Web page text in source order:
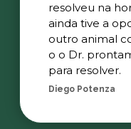
resolveu na
ainda tive a
outro animal
o o Dr.
para resolver.
Diego Potenza